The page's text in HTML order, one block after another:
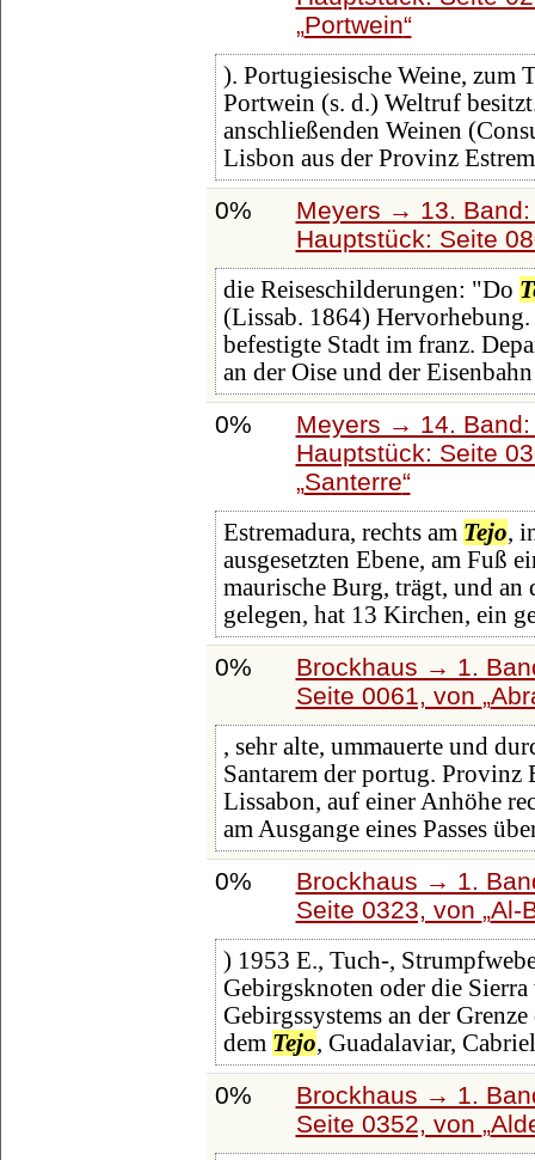
Portwein
). Portugiesische Weine, zum
Portwein (s. d.) Weltruf
anschließenden Weinen
Lisbon aus der Provinz
0%
Meyers → 13.
Hauptstück: Seite
die Reiseschilderungen: "Do
(Lissab. 1864)
befestigte Stadt im franz.
an der Oise und der
0%
Meyers → 14.
Hauptstück: Seite
Santerre
Estremadura, rechts am Tejo,
ausgesetzten Ebene, am Fuß
maurische Burg, trägt, und an
gelegen, hat 13 Kirchen, ein
0%
Brockhaus → 1.
Seite 0061, von
, sehr alte, ummauerte und
Santarem der portug.
Lissabon, auf einer Anhöhe
am Ausgange eines Passes
0%
Brockhaus → 1.
Seite 0323, von Al-
) 1953 E., Tuch-,
Gebirgsknoten oder die
Gebirgssystems an der
dem Tejo, Guadalaviar,
0%
Brockhaus → 1.
Seite 0352, von